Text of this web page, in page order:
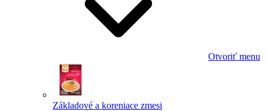
Otvoriť menu
Základové a koreniace zmesi